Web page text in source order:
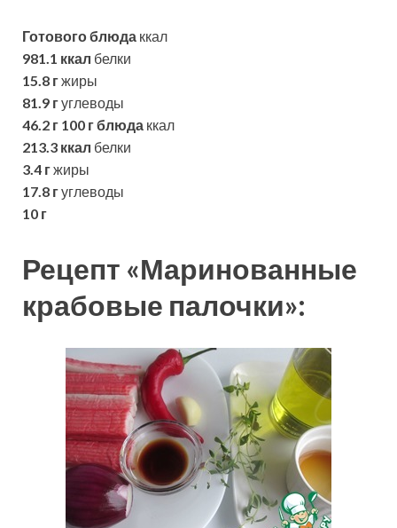
Готового блюда ккал
981.1 ккал белки
15.8 гжиры
81.9 гуглеводы
46.2 г 100 г блюда ккал
213.3 ккал белки
3.4 гжиры
17.8 гуглеводы
10 г
Рецепт «Маринованные
крабовые палочки»: